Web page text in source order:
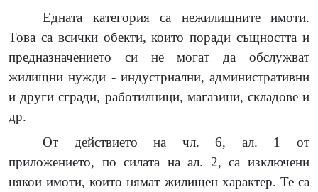
Едната категория са нежилищните имоти.
Това са всички обекти, които поради същността и
предназначението си не могат да обслужват
жилищни нужди - индустриални, административни
и други сгради, работилници, магазини, складове и
др.
От действието на чл. 6, ал. 1 от
приложението, по силата на ал. 2, са изключени
някои имоти, които нямат жилищен характер. Те са